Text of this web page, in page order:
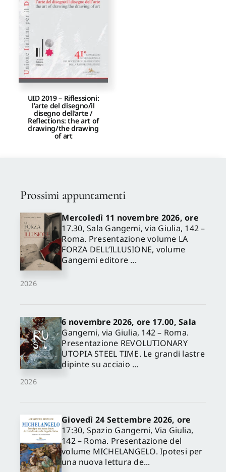
Proposte di pubblicazione
Gangemi Editore
UID 2019 – Riflessioni:
l’arte del disegno/il
disegno dell’arte /
Reflections: the art of
drawing/the drawing
of art
Prossimi appuntamenti
2026
Mercoledì 11 novembre 2026, ore
17.30, Sala Gangemi, via Giulia, 142 –
Roma. Presentazione volume LA
FORZA DELL’ILLUSIONE, volume
Gangemi editore ...
2026
6 novembre 2026, ore 17.00, Sala
Gangemi, via Giulia, 142 – Roma.
Presentazione REVOLUTIONARY
UTOPIA STEEL TIME. Le grandi lastre
dipinte su acciaio ...
Giovedì 24 Settembre 2026, ore
17:30, Spazio Gangemi, Via Giulia,
142 – Roma. Presentazione del
volume MICHELANGELO. Ipotesi per
una nuova lettura de...